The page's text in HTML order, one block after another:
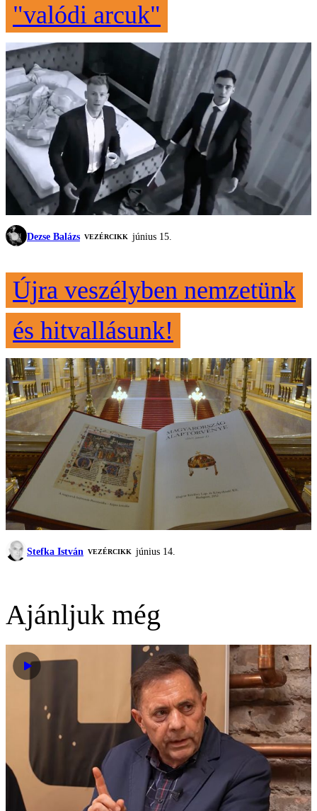
"valódi arcuk"
Dezse Balázs VEZÉRCIKK június 15.
Újra veszélyben nemzetünk
és hitvallásunk!
Stefka István VEZÉRCIKK június 14.
Ajánljuk még